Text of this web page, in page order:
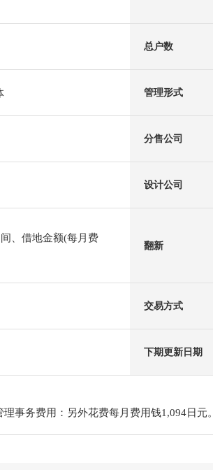
总户数
管理形式
分售公司
设计公司
、借地金额(每月费
翻新
交易方式
下期更新日期
事务费用：另外花费每月费用钱1,094日元。